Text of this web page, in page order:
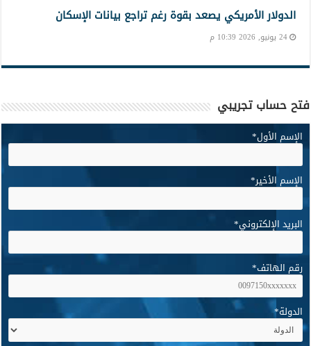
الدولار الأمريكي يصعد بقوة رغم تراجع بيانات الإسكان
24 يونيو, 2026 10:39 م
فتح حساب تجريبي
الإسم الأول*
الإسم الأخير*
البريد الإلكتروني*
رقم الهاتف*
الدولة*